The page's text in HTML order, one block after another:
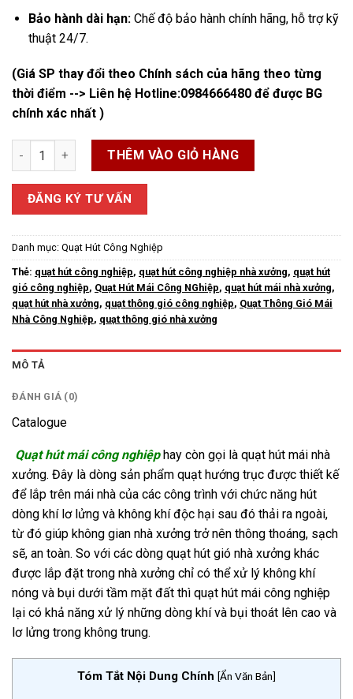
Bảo hành dài hạn:Chế độ bảo hành chính hãng, hỗ trợ kỹ
thuật 24/7.
(Giá SP thay đổi theo Chính sách của hãng theo từng
thời điểm --> Liên hệ Hotline:0984666480 để được BG
chính xác nhất )
Quạt Hút Mái Công Nghiệp số lượng
THÊM VÀO GIỎ HÀNG
ĐĂNG KÝ TƯ VẤN
Danh mục: Quạt Hút Công Nghiệp
Thẻ: quạt hút công nghiệp, quạt hút công nghiệp nhà xưởng, quạt hút
gió công nghiệp, Quạt Hút Mái Công NGhiệp, quạt hút mái nhà xưởng,
quạt hút nhà xưởng, quạt thông gió công nghiệp, Quạt Thông Gió Mái
Nhà Công Nghiệp, quạt thông gió nhà xưởng
MÔ TẢ
ĐÁNH GIÁ (0)
Catalogue
Quạt hút mái công nghiệphay còn gọi là quạt hút mái nhà
xưởng. Đây là dòng sản phẩm quạt hướng trục được thiết kế
để lắp trên mái nhà của các công trình với chức năng hút
dòng khí lơ lửng và không khí độc hại sau đó thải ra ngoài,
từ đó giúp không gian nhà xưởng trở nên thông thoáng, sạch
sẽ, an toàn. So với các dòng quạt hút gió nhà xưởng khác
được lắp đặt trong nhà xưởng chỉ có thể xử lý không khí
nóng và bụi dưới tầm mặt đất thì quạt hút mái công nghiệp
lại có khả năng xử lý những dòng khí và bụi thoát lên cao và
lơ lửng trong không trung.
Tóm Tắt Nội Dung Chính [Ẩn Văn Bản]